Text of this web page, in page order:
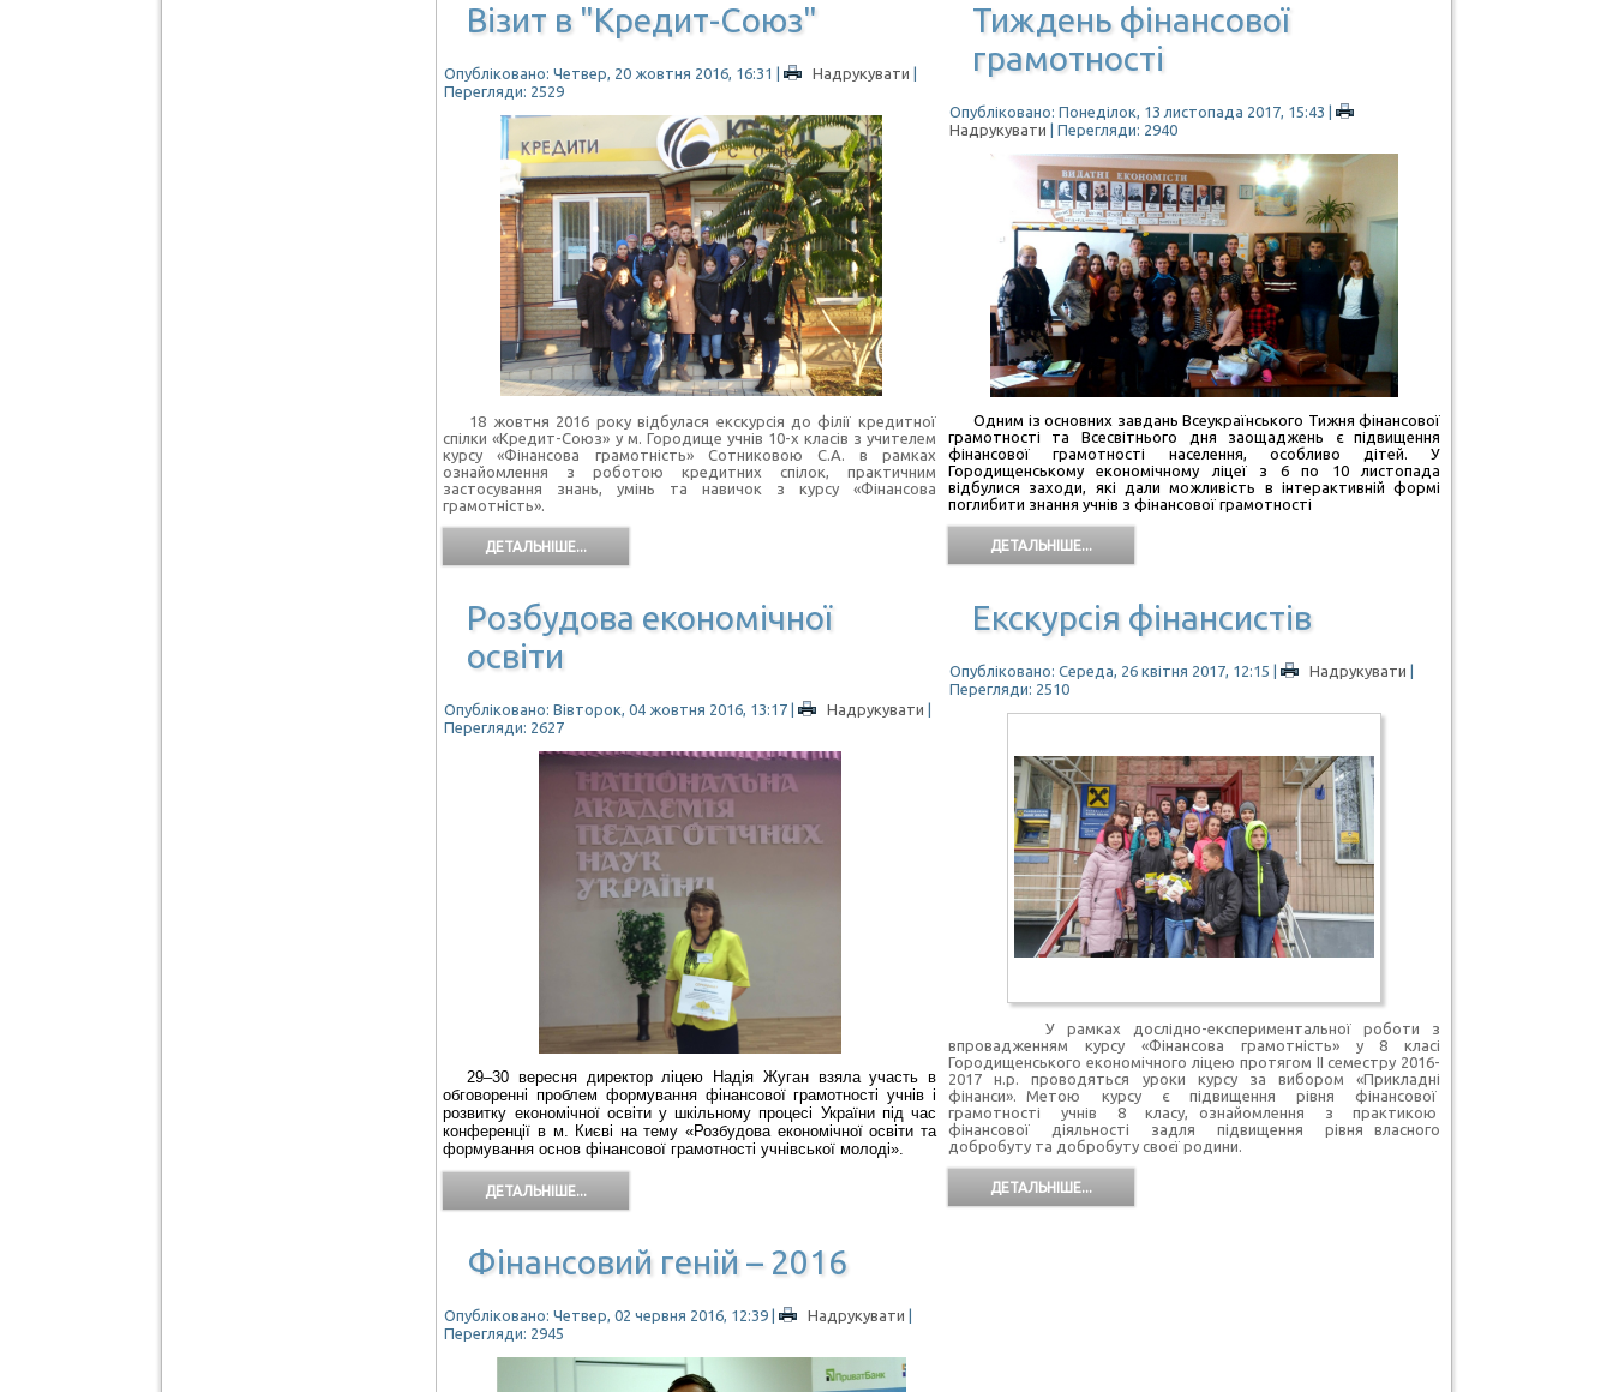
Візит в "Кредит-Союз"
Опубліковано: Четвер, 20 жовтня 2016, 16:31 | Надрукувати
Перегляди: 2529
18 жовтня 2016 року відбулася екскурсія до філії кредитної
спілки «Кредит-Союз» у м. Городище учнів 10-х класів з учителем
курсу «Фінансова грамотність» Сотниковою С.А. в рамках
ознайомлення з роботою кредитних спілок, практичним
застосування знань, умінь та навичок з курсу «Фінансова
грамотність».
ДЕТАЛЬНІШЕ...
Тиждень фінансової
грамотності
Опубліковано: Понеділок, 13 листопада 2017, 15:43
Надрукувати
| Перегляди: 2940
Одним із основних завдань Всеукраїнського Тижня фінансової
грамотності та Всесвітнього дня заощаджень є підвищення
фінансової грамотності населення, особливо дітей. У
Городищенському економічному ліцеї з 6 по 10 листопада
відбулися заходи, які дали можливість в інтерактивній формі
поглибити знання учнів з фінансової грамотності
ДЕТАЛЬНІШЕ...
Розбудова економічної
освіти
Опубліковано: Вівторок, 04 жовтня 2016, 13:17 | Надрукувати
Перегляди: 2627
29–30 вересня директор ліцею Надія Жуган взяла участь в
обговоренні проблем формування фінансової грамотності учнів і
розвитку економічної освіти у шкільному процесі України під час
конференції в м. Києві на тему «Розбудова економічної освіти та
формування основ фінансової грамотності учнівської молоді».
ДЕТАЛЬНІШЕ...
Екскурсія фінансистів
Опубліковано: Середа, 26 квітня 2017, 12:15 Надрукувати
Перегляди: 2510
У рамках дослідно-експериментальної роботи з
впровадженням курсу «Фінансова грамотність» у 8 класі
Городищенського економічного ліцею протягом ІІ семестру 2016-
2017 н.р. проводяться уроки курсу за вибором «Прикладні
фінанси». Метою курсу є підвищення рівня фінансової
грамотності учнів 8 класу, ознайомлення з практикою
фінансової діяльності задля підвищення рівня власного
добробуту та добробуту своєї родини.
ДЕТАЛЬНІШЕ...
Фінансовий геній – 2016
Опубліковано: Четвер, 02 червня 2016, 12:39 | Надрукувати
Перегляди: 2945